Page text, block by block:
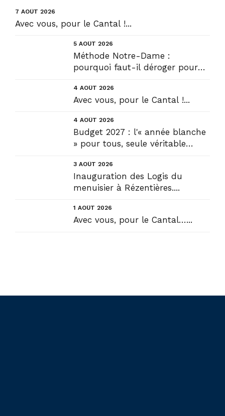
7 AOÛT 2026
Avec vous, pour le Cantal !...
5 AOÛT 2026
Méthode Notre-Dame :
pourquoi faut-il déroger pour
4 AOÛT 2026
Avec vous, pour le Cantal !...
4 AOÛT 2026
Budget 2027 : l'« année blanche
» pour tous, seule véritable
3 AOÛT 2026
Inauguration des Logis du
menuisier à Rézentières....
1 AOÛT 2026
Avec vous, pour le Cantal…...